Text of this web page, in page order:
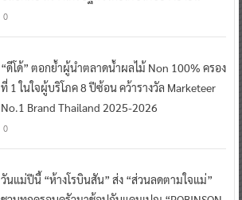
0
“ดีโด้” ตอกย้ำผู้นำตลาดน้ำผลไม้ Non 100% ครอง
ที่ 1 ในใจผู้บริโภค 8 ปีซ้อน คว้ารางวัล Marketeer
No.1 Brand Thailand 2025-2026
0
วันแม่ปีนี้ “ห้างโรบินสัน” ส่ง “ส่วนลดตามใจแม่”